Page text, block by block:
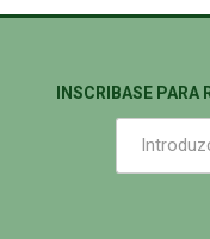
INSCRIBASE PARA